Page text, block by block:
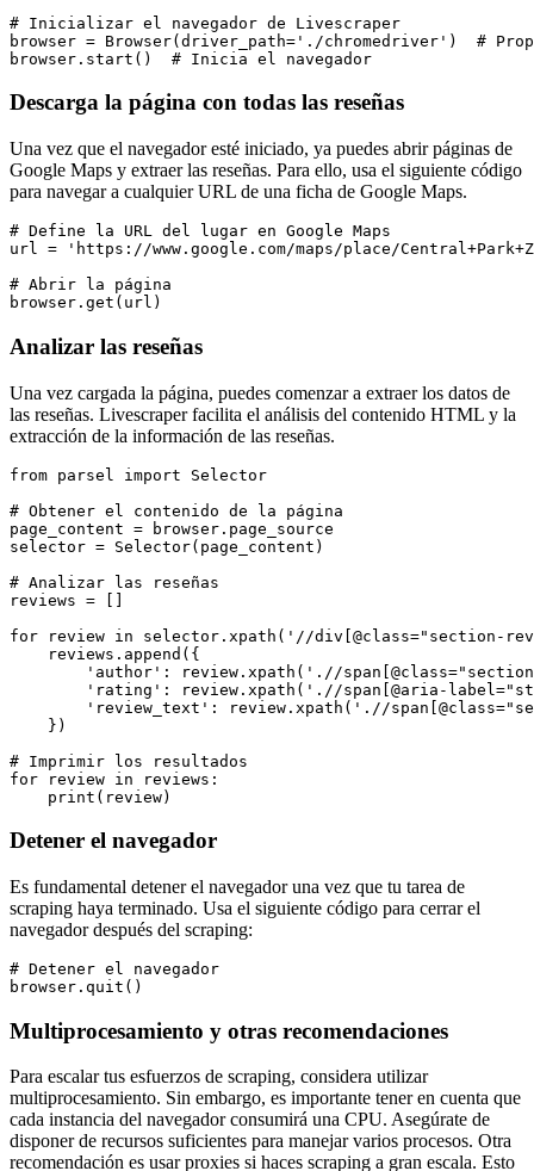
# Inicializar el navegador de Livescraper
browser = Browser(driver_path='./chromedriver')  #
Descarga la página con todas las reseñas
Una vez que el navegador esté iniciado, ya puedes abrir páginas de
Google Maps y extraer las reseñas. Para ello, usa el siguiente código
para navegar a cualquier URL de una ficha de Google Maps.
# Define la URL del lugar en Google Maps
url = 'https://www.google.com/maps/place/
# Abrir la página
Analizar las reseñas
Una vez cargada la página, puedes comenzar a extraer los datos de
las reseñas. Livescraper facilita el análisis del contenido HTML y la
extracción de la información de las reseñas.
from parsel import Selector
# Obtener el contenido de la página
page_content = browser.page_source
selector = Selector(page_content)
# Analizar las reseñas
reviews = []
for review in selector.xpath('//div[@class="section-
    reviews.append({
'author': review.xpath('.//
'rating': review.xpath('.//span[@aria-
'review_text': review.xpath('.//
    })
# Imprimir los resultados
for review in reviews:
Detener el navegador
Es fundamental detener el navegador una vez que tu tarea de
scraping haya terminado. Usa el siguiente código para cerrar el
navegador después del scraping:
# Detener el navegador
Multiprocesamiento y otras recomendaciones
Para escalar tus esfuerzos de scraping, considera utilizar
multiprocesamiento. Sin embargo, es importante tener en cuenta que
cada instancia del navegador consumirá una CPU. Asegúrate de
disponer de recursos suficientes para manejar varios procesos. Otra
recomendación es usar proxies si haces scraping a gran escala. Esto